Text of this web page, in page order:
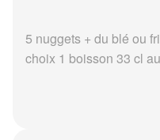
5 nuggets + du blé ou
choix 1 boisson 33 cl